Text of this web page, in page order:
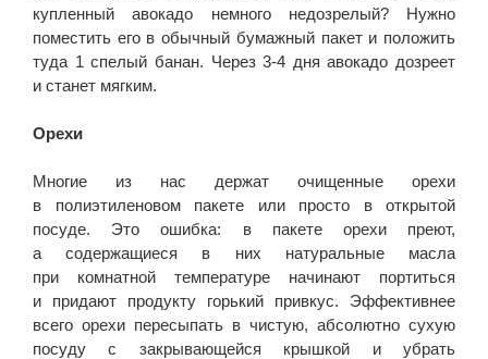
купленный авокадо немного недозрелый? Нужно
поместить его в обычный бумажный пакет и положить
туда 1 спелый банан. Через 3-4 дня авокадо дозреет
и станет мягким.
Орехи
Многие из нас держат очищенные орехи
в полиэтиленовом пакете или просто в открытой
посуде. Это ошибка: в пакете орехи преют,
а содержащиеся в них натуральные масла
при комнатной температуре начинают портиться
и придают продукту горький привкус. Эффективнее
всего орехи пересыпать в чистую, абсолютно сухую
посуду с закрывающейся крышкой и убрать